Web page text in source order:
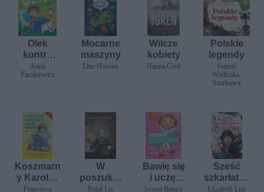
Olek
kontra
poniedział
ek
Anna
Paszkiewicz
Mocarne
maszyny
Line Halsnes
Wilcze
kobiety
Hanna Greń
Polskie
legendy
Joanna
Wieliczka-
Szarkowa
Koszmarn
y Karolek
czyta
Francesca
W
poszukiw
aniu
Rafał Lis
Bawię się
i uczę.
Przedszk
Iwona Baturo
Sześć
szkarłatny
ch żurawi
Elizabeth Lim